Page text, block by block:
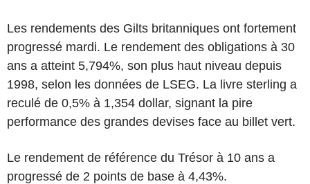
Les rendements des Gilts britanniques ont fortement
progressé mardi. Le rendement des obligations à 30
ans a atteint 5,794%, son plus haut niveau depuis
1998, selon les données de LSEG. La livre sterling a
reculé de 0,5% à 1,354 dollar, signant la pire
performance des grandes devises face au billet vert.
Le rendement de référence du Trésor à 10 ans a
progressé de 2 points de base à 4,43%.